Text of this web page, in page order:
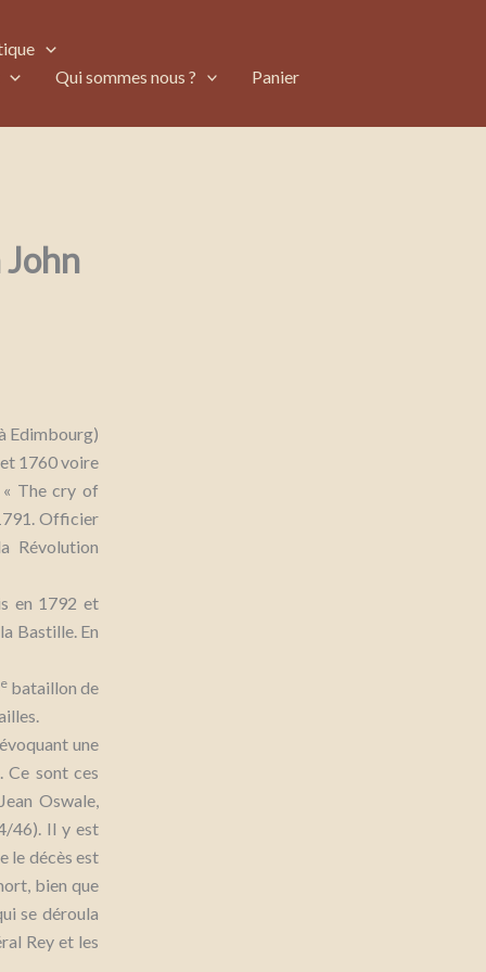
Qui sommes nous ? Panier
John
Edimbourg)
1760 voire
The cry of
Officier
Révolution
en 1792 et
Bastille. En
ebataillon de
une
sont ces
Oswale,
46). Il y est
le décès est
bien que
se déroula
Rey et les